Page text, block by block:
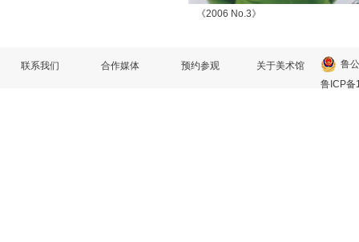
《2006 No.3》
联系我们 合作媒体 预约参观 关于美术馆
鲁
鲁ICP备